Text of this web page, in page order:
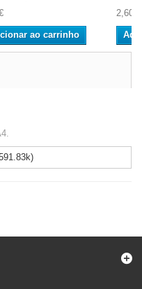
ao carrinho
2,60 €